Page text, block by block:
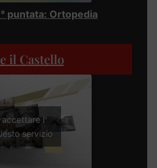
puntata: Ortopedia
il Castello
accettare i
servizio